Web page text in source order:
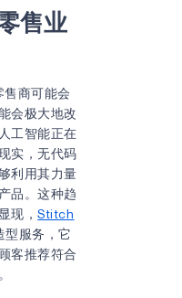
售业
售商可能会
会极大地改
工智能正在
实，无代码
利用其力量
品。这种趋
现，Stitch
型服务，它
客推荐符合